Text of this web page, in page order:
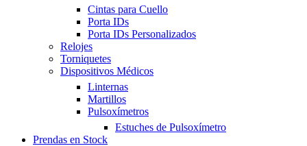
Cintas para Cuello
Porta IDs
Porta IDs Personalizados
Relojes
Torniquetes
Dispositivos Médicos
Linternas
Martillos
Pulsoxímetros
Estuches de Pulsoxímetro
Prendas en Stock